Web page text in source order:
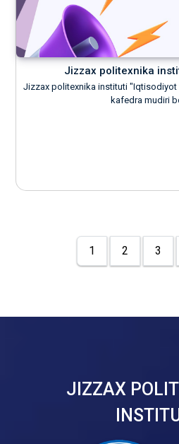
Jizzax politexnika
Jizzax politexnika instituti
kafedra mudiri
1 2 3
JIZZAX